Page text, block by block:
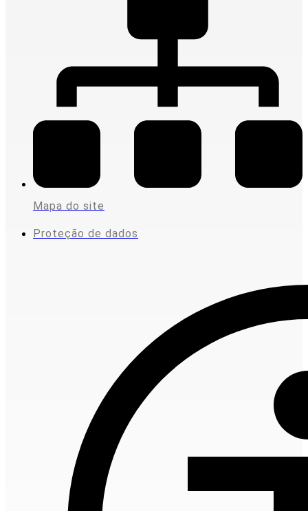
Mapa do site
Proteção de dados